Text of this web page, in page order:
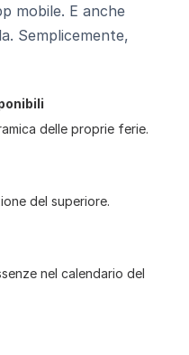
mobile. E anche
Semplicemente,
delle proprie ferie.
del superiore.
nel calendario del